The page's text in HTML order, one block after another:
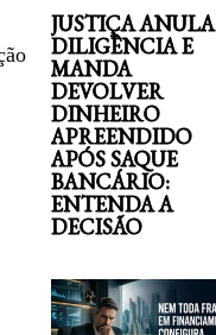
JUSTIÇA ANULA
DILIGÊNCIA E
MANDA
DEVOLVER
DINHEIRO
APREENDIDO
APÓS SAQUE
BANCÁRIO:
ENTENDA A
DECISÃO